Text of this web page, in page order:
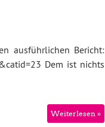
ausführlichen Bericht:
Dem ist nichts
Weiterlesen »